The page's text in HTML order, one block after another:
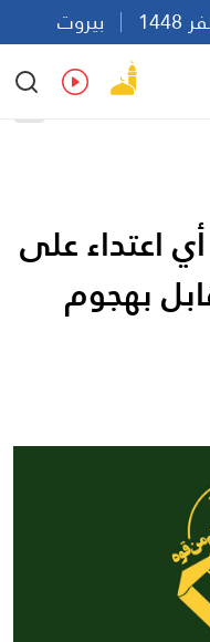
بيروت
Ar
اعتداء على
بهجوم